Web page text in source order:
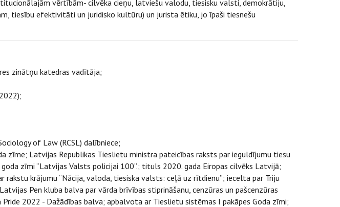
vērtībām- cilvēka cieņu, latviešu valodu, tiesisku valsti, demokrātiju,
tiesību efektivitāti un juridisko kultūru) un jurista ētiku, jo īpaši tiesnešu
zinātņu katedras vadītāja;
of Law (RCSL) dalībniece;
zīme; Latvijas Republikas Tieslietu ministra pateicības raksts par ieguldījumu tiesu
zīmi “Latvijas Valsts policijai 100”.; tituls 2020. gada Eiropas cilvēks Latvijā;
krājumu “Nācija, valoda, tiesiska valsts: ceļā uz rītdienu”; iecelta par Triju
Pen kluba balva par vārda brīvības stiprināšanu, cenzūras un pašcenzūras
2022 - Dažādības balva; apbalvota ar Tieslietu sistēmas I pakāpes Goda zīmi;